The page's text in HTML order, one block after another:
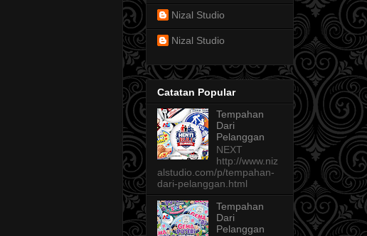
Nizal Studio
Nizal Studio
Catatan Popular
Tempahan
Dari
Pelanggan
NEXT
http://www.niz
alstudio.com/p/tempahan-
dari-pelanggan.html
Tempahan
Dari
Pelanggan